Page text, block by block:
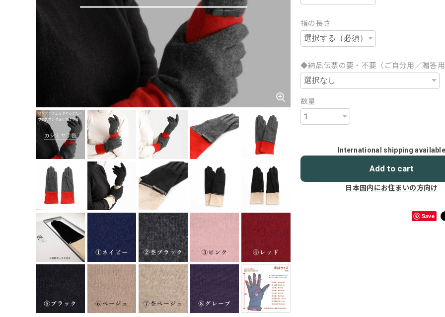
指の長さ
◆納品伝票の要・不要（ご自分用／贈答
数量
International shipping
Add to cart
日本国内にお住まいの方向け
Save